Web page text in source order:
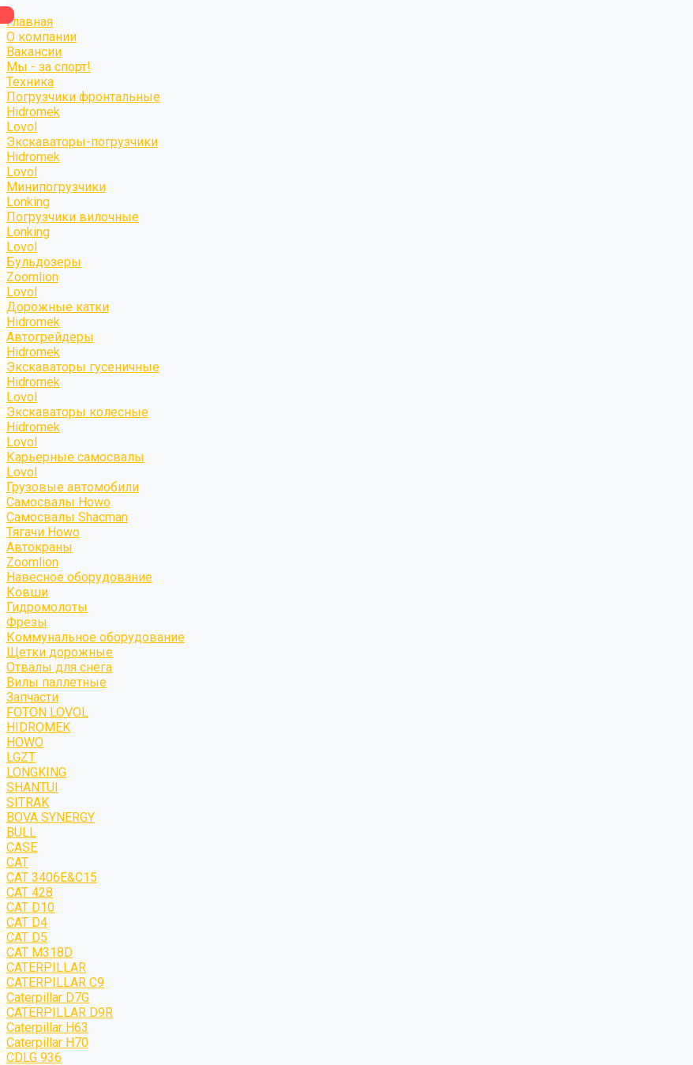
Главная
О компании
Вакансии
Мы - за спорт!
Техника
Погрузчики фронтальные
Hidromek
Lovol
Экскаваторы-погрузчики
Hidromek
Lovol
Минипогрузчики
Lonking
Погрузчики вилочные
Lonking
Lovol
Бульдозеры
Zoomlion
Lovol
Дорожные катки
Hidromek
Автогрейдеры
Hidromek
Экскаваторы гусеничные
Hidromek
Lovol
Экскаваторы колесные
Hidromek
Lovol
Карьерные самосвалы
Lovol
Грузовые автомобили
Самосвалы Howo
Самосвалы Shacman
Тягачи Howo
Автокраны
Zoomlion
Навесное оборудование
Ковши
Гидромолоты
Фрезы
Коммунальное оборудование
Щетки дорожные
Отвалы для снега
Вилы паллетные
Запчасти
FOTON LOVOL
HIDROMEK
HOWO
LGZT
LONGKING
SHANTUI
SITRAK
BOVA SYNERGY
BULL
CASE
CAT
CAT 3406E&C15
CAT 428
CAT D10
CAT D4
CAT D5
CAT M318D
CATERPILLAR
CATERPILLAR C9
Caterpillar D7G
CATERPILLAR D9R
Caterpillar H63
Caterpillar H70
CDLG 936